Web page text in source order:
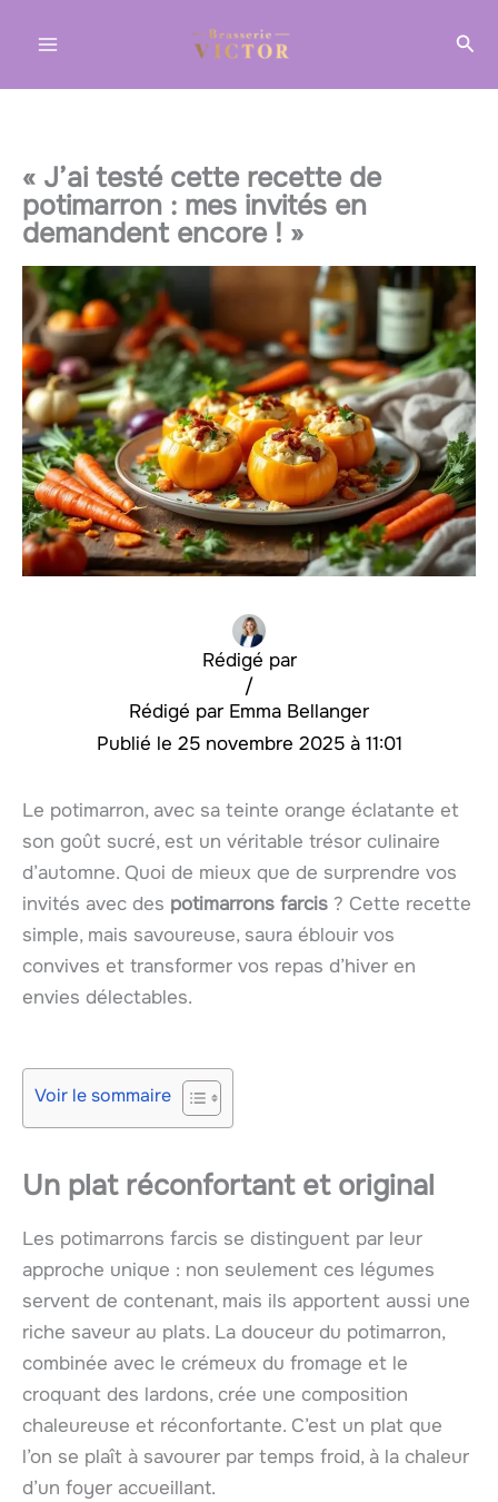
« J’ai testé cette recette de
potimarron : mes invités en
demandent encore ! »
Rédigé par
Emma Bellanger
/
25 novembre 2025 à 11:01
Le potimarron, avec sa teinte orange éclatante et
son goût sucré, est un véritable trésor culinaire
d’automne. Quoi de mieux que de surprendre vos
invités avec des potimarrons farcis ? Cette recette
simple, mais savoureuse, saura éblouir vos
convives et transformer vos repas d’hiver en
envies délectables.
Voir le sommaire
Un plat réconfortant et original
Les potimarrons farcis se distinguent par leur
approche unique : non seulement ces légumes
servent de contenant, mais ils apportent aussi une
riche saveur au plats. La douceur du potimarron,
combinée avec le crémeux du fromage et le
croquant des lardons, crée une composition
chaleureuse et réconfortante. C’est un plat que
l’on se plaît à savourer par temps froid, à la chaleur
d’un foyer accueillant.